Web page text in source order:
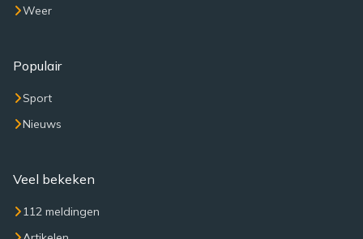
Weer
Populair
Sport
Nieuws
Veel bekeken
112 meldingen